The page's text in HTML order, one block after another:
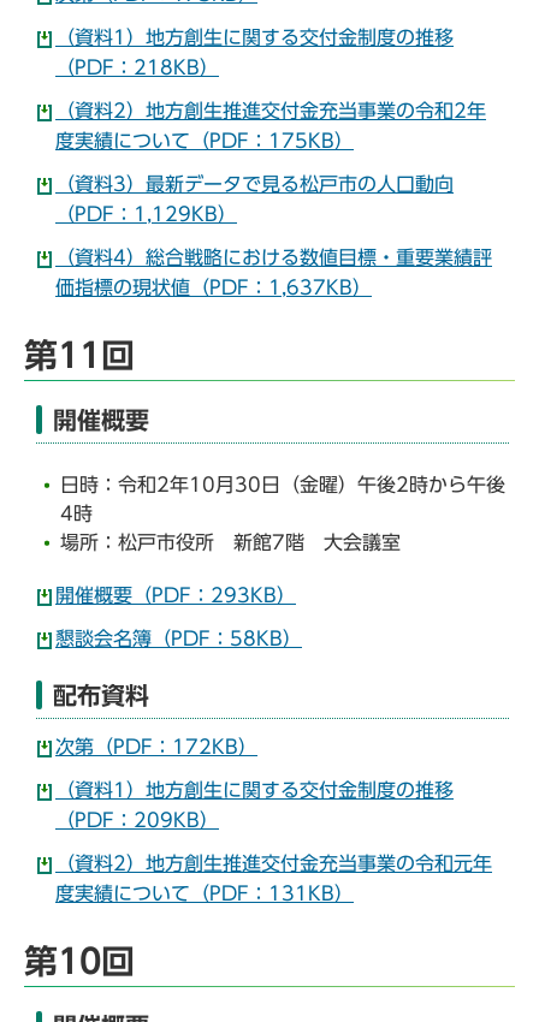
（資料1）地方創生に関する交付金制度の推移
（PDF：218KB）
（資料2）地方創生推進交付金充当事業の令和2年
度実績について（PDF：175KB）
（資料3）最新データで見る松戸市の人口動向
（PDF：1,129KB）
（資料4）総合戦略における数値目標・重要業績評
価指標の現状値（PDF：1,637KB）
第11回
開催概要
日時：令和2年10月30日（金曜）午後2時から午後
4時
場所：松戸市役所 新館7階 大会議室
開催概要（PDF：293KB）
懇談会名簿（PDF：58KB）
配布資料
次第（PDF：172KB）
（資料1）地方創生に関する交付金制度の推移
（PDF：209KB）
（資料2）地方創生推進交付金充当事業の令和元年
度実績について（PDF：131KB）
第10回